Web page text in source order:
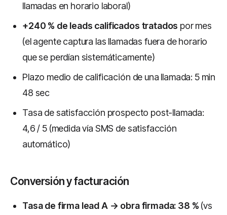
llamadas en horario laboral)
+240 % de leads calificados tratados por mes
(el agente captura las llamadas fuera de horario
que se perdían sistemáticamente)
Plazo medio de calificación de una llamada: 5 min
48 sec
Tasa de satisfacción prospecto post-llamada:
4,6 / 5 (medida vía SMS de satisfacción
automático)
Conversión y facturación
Tasa de firma lead A → obra firmada: 38 % (vs